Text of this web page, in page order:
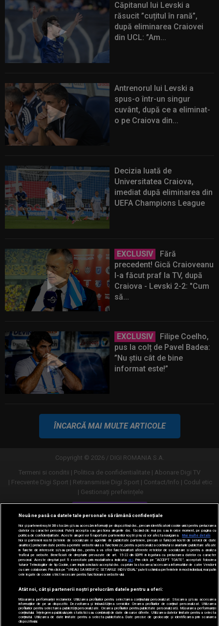
Căpitanul lui Levski a
răsucit ”cuțitul în rană”,
după eliminarea Craiovei
din UCL: ”Am...
Antrenorul lui Levski a
spus-o într-un singur
cuvânt, după ce a eliminat-
o pe Craiova din...
Decizia luată de
Universitatea Craiova,
imediat după eliminarea din
UEFA Champions League
EXCLUSIV
Fără
precedent! Gică Craioveanu
l-a făcut praf la TV, după
Craiova - Levski 2-2: "Cum
să...
EXCLUSIV
Filipe Coelho,
pus la colț de Pavel Badea:
”Nu știu cât de bine
informat este!”
ÎNCARCĂ MAI MULTE ARTICOLE
Copyright © 2026 / DIGI ROMANIA S.A.
Termeni si conditii
Politica de confidentialitate
Abonare Digi TV
Frecvente Digi Sport
Retransmisie Digi Sport Contact/Info
Codul etic
Gestionați preferințele
Versiune desktop
Nouă ne pasă ca datele tale personale să rămână confidențiale
Noi și partenerii noștri30stocăm și/sau accesăm informații pe dispozitivul dvs., precum identificatorii cookie unici pentru prelucrarea
datelor cu caracter personal. Puteți accepta sau gestiona alegerile dvs. făcând clic mai jos sau în orice moment, pe pagina cu
politica de confidențialitate. Aceste alegeri vor fi raportate partenerilor noștri și nu vă vor afecta navigarea.
Mai multe detalii
Noi si partenerii nostri (retelele de socializare si agentiile de publicitate partenere, precum si furnizorii nostri de servicii de date
analitice) prelucram date pentru a permite website-ului sa functioneze, pentru a personaliza continutul si anunturile publicitare afisate
in functie de interesele si/sau profilul dvs., pentru a va oferi functionalitati aferente retelelor de socializare si pentru a analiza
traficul pe website. Beneficiati de drepturile prevazute de art. 15-22 din GDPR in legatura cu prelucrarea datelor cu caracter
personal. Aceste drepturi pot fi exercitate prin modalitatea indicata aici. Prin click pe “ACCEPT TOATE”, acceptati folosirea
tuturor Tehnologiilor de tip Cookie, care implica inclusiv acceptul dvs. cu privire la stocarea/accesarea informatiilor de catre Vendor-ii
cu care colaboram. Prin click pe “VREAU SA MODIFIC SETARILE INDIVIDUAL” puteti schimba preferintele in mod individual, mai putin
cele legate de cookie strict necesare pentru functionarea website-ului.
Atât noi, cât și partenerii noștri prelucrăm datele pentru a oferi:
Măsurarea performanței reclamelor. Utilizarea profilurilor pentru selectarea conținutului personalizat. Stocarea și/sau accesarea
informațiilor de pe un dispozitiv. Dezvoltarea și îmbunătățirea serviciilor. Crearea profilurilor de conținut personalizat. Utilizarea
profilurilor pentru selectarea publicității personalizate. Crearea profilurilor pentru publicitate personalizată. Măsurarea performanței
conținutului. Înțelegerea publicului prin statistici sau combinații de date din surse diferite. Utilizarea datelor limitate pentru a selecta
conținutul. Utilizarea de date limitate pentru a selecta publicitatea. Date precise de geolocație și identificarea prin scanarea
dispozitivului.